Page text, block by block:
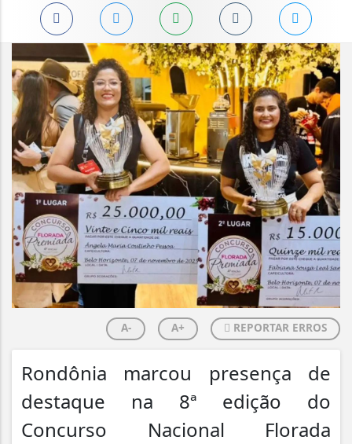
A- A+ REPORTAR ERROS
Rondônia marcou presença de
destaque na 8ª edição do
Concurso Nacional Florada